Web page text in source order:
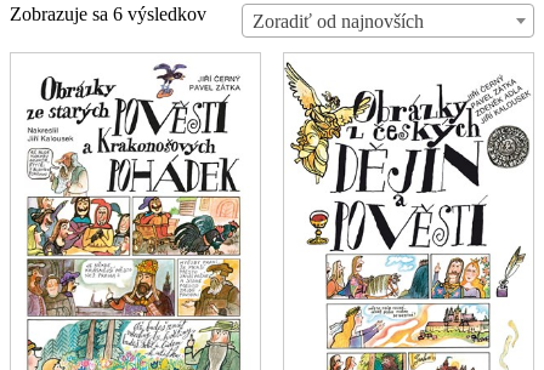
Zoradiť od najnovších
Zobrazuje sa 6 výsledkovZoradené
podľa
najnovších